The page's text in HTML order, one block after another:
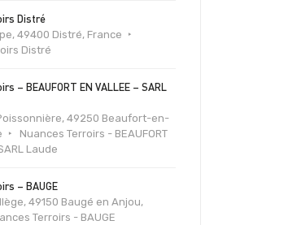
Distré
49400 Distré, France
Distré
– BEAUFORT EN VALLEE – SARL
49250 Beaufort-en-
Nuances Terroirs - BEAUFORT
Laude
– BAUGE
49150 Baugé en Anjou,
Terroirs - BAUGE